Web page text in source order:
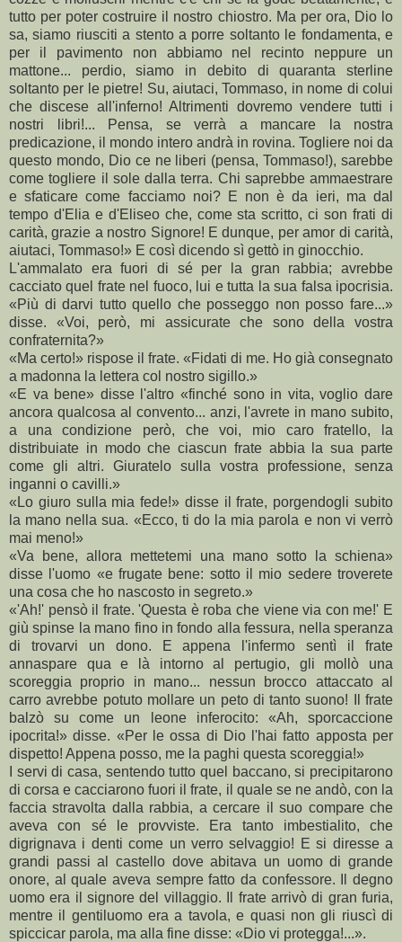
tutto per poter costruire il nostro chiostro. Ma per ora, Dio lo
sa, siamo riusciti a stento a porre soltanto le fondamenta, e
per il pavimento non abbiamo nel recinto neppure un
mattone... perdio, siamo in debito di quaranta sterline
soltanto per le pietre! Su, aiutaci, Tommaso, in nome di colui
che discese all'inferno! Altrimenti dovremo vendere tutti i
nostri libri!... Pensa, se verrà a mancare la nostra
predicazione, il mondo intero andrà in rovina. Togliere noi da
questo mondo, Dio ce ne liberi (pensa, Tommaso!), sarebbe
come togliere il sole dalla terra. Chi saprebbe ammaestrare
e sfaticare come facciamo noi? E non è da ieri, ma dal
tempo d'Elia e d'Eliseo che, come sta scritto, ci son frati di
carità, grazie a nostro Signore! E dunque, per amor di carità,
aiutaci, Tommaso!» E così dicendo sì gettò in ginocchio.
L'ammalato era fuori di sé per la gran rabbia; avrebbe
cacciato quel frate nel fuoco, lui e tutta la sua falsa ipocrisia.
«Più di darvi tutto quello che posseggo non posso fare...»
disse. «Voi, però, mi assicurate che sono della vostra
confraternita?»
«Ma certo!» rispose il frate. «Fidati di me. Ho già consegnato
a madonna la lettera col nostro sigillo.»
«E va bene» disse l'altro «finché sono in vita, voglio dare
ancora qualcosa al convento... anzi, l'avrete in mano subito,
a una condizione però, che voi, mio caro fratello, la
distribuiate in modo che ciascun frate abbia la sua parte
come gli altri. Giuratelo sulla vostra professione, senza
inganni o cavilli.»
«Lo giuro sulla mia fede!» disse il frate, porgendogli subito
la mano nella sua. «Ecco, ti do la mia parola e non vi verrò
mai meno!»
«Va bene, allora mettetemi una mano sotto la schiena»
disse l'uomo «e frugate bene: sotto il mio sedere troverete
una cosa che ho nascosto in segreto.»
«'Ah!' pensò il frate. 'Questa è roba che viene via con me!' E
giù spinse la mano fino in fondo alla fessura, nella speranza
di trovarvi un dono. E appena l'infermo sentì il frate
annaspare qua e là intorno al pertugio, gli mollò una
scoreggia proprio in mano... nessun brocco attaccato al
carro avrebbe potuto mollare un peto di tanto suono! Il frate
balzò su come un leone inferocito: «Ah, sporcaccione
ipocrita!» disse. «Per le ossa di Dio l'hai fatto apposta per
dispetto! Appena posso, me la paghi questa scoreggia!»
I servi di casa, sentendo tutto quel baccano, si precipitarono
di corsa e cacciarono fuori il frate, il quale se ne andò, con la
faccia stravolta dalla rabbia, a cercare il suo compare che
aveva con sé le provviste. Era tanto imbestialito, che
digrignava i denti come un verro selvaggio! E si diresse a
grandi passi al castello dove abitava un uomo di grande
onore, al quale aveva sempre fatto da confessore. Il degno
uomo era il signore del villaggio. Il frate arrivò di gran furia,
mentre il gentiluomo era a tavola, e quasi non gli riuscì di
spiccicar parola, ma alla fine disse: «Dio vi protegga!...».